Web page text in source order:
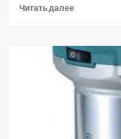
Читать далееПрочитать
Пила
торцовочная
сетевая
BELMASH
MS
S218A